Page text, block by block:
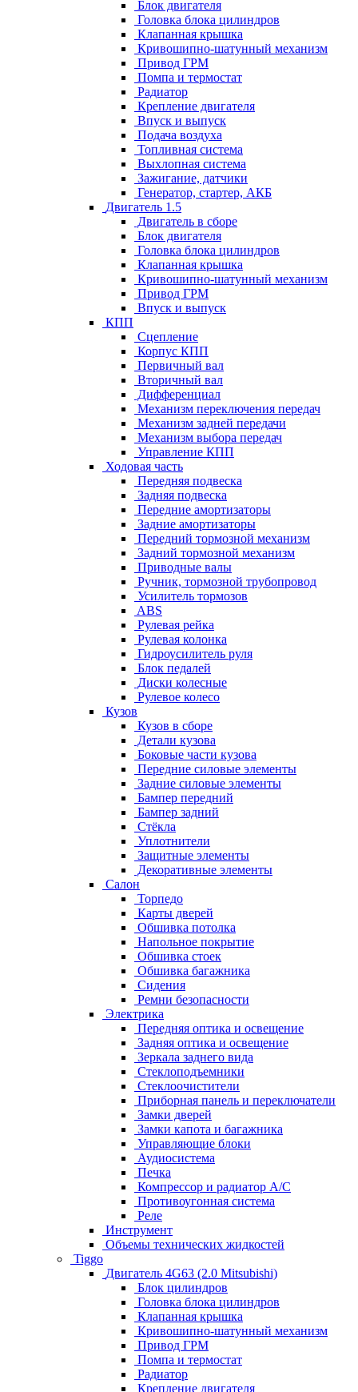
Блок двигателя
Головка блока цилиндров
Клапанная крышка
Кривошипно-шатунный механизм
Привод ГРМ
Помпа и термостат
Радиатор
Крепление двигателя
Впуск и выпуск
Подача воздуха
Топливная система
Выхлопная система
Зажигание, датчики
Генератор, стартер, АКБ
Двигатель 1.5
Двигатель в сборе
Блок двигателя
Головка блока цилиндров
Клапанная крышка
Кривошипно-шатунный механизм
Привод ГРМ
Впуск и выпуск
КПП
Сцепление
Корпус КПП
Первичный вал
Вторичный вал
Дифференциал
Механизм переключения передач
Механизм задней передачи
Механизм выбора передач
Управление КПП
Ходовая часть
Передняя подвеска
Задняя подвеска
Передние амортизаторы
Задние амортизаторы
Передний тормозной механизм
Задний тормозной механизм
Приводные валы
Ручник, тормозной трубопровод
Усилитель тормозов
ABS
Рулевая рейка
Рулевая колонка
Гидроусилитель руля
Блок педалей
Диски колесные
Рулевое колесо
Кузов
Кузов в сборе
Детали кузова
Боковые части кузова
Передние силовые элементы
Задние силовые элементы
Бампер передний
Бампер задний
Стёкла
Уплотнители
Защитные элементы
Декоративные элементы
Салон
Торпедо
Карты дверей
Обшивка потолка
Напольное покрытие
Обшивка стоек
Обшивка багажника
Сидения
Ремни безопасности
Электрика
Передняя оптика и освещение
Задняя оптика и освещение
Зеркала заднего вида
Стеклоподъемники
Стеклоочистители
Приборная панель и переключатели
Замки дверей
Замки капота и багажника
Управляющие блоки
Аудиосистема
Печка
Компрессор и радиатор А/C
Противоугонная система
Реле
Инструмент
Объемы технических жидкостей
Tiggo
Двигатель 4G63 (2.0 Mitsubishi)
Блок цилиндров
Головка блока цилиндров
Клапанная крышка
Кривошипно-шатунный механизм
Привод ГРМ
Помпа и термостат
Радиатор
Крепление двигателя